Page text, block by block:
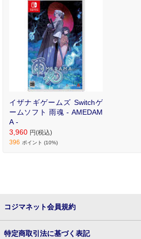
ロール憑依アクションア
ドベンチャー
イザナギゲームズ Switchゲ
ームソフト 雨魂 - AMEDAM
A -
3,960 円(税込)
396 ポイント (10%)
コジマネット会員規約
特定商取引法に基づく表記